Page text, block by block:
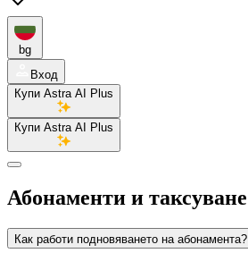
bg
Вход
Купи Astra AI Plus
Купи Astra AI Plus
Абонаменти и таксуване
Как работи подновяването на абонамента?